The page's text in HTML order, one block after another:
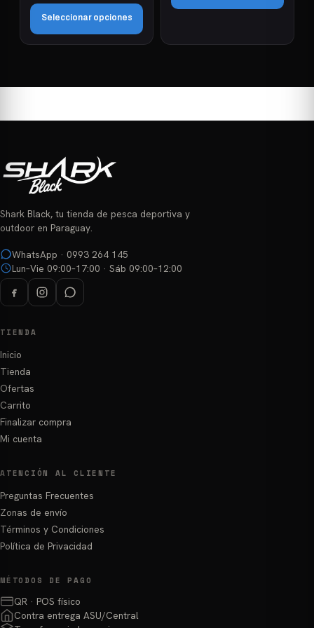
desde
Seleccionar opciones
tiene
variantes.
se
pueden
en
página
de
producto
Shark Black, tu tienda de pesca deportiva y
outdoor en Paraguay.
WhatsApp · 0993 264 145
Lun–Vie 09:00–17:00 · Sáb 09:00–12:00
TIENDA
Inicio
Tienda
Ofertas
Carrito
Finalizar compra
Mi cuenta
ATENCIÓN AL CLIENTE
Preguntas Frecuentes
Zonas de envío
Términos y Condiciones
Política de Privacidad
MÉTODOS DE PAGO
QR · POS físico
Contra entrega ASU/Central